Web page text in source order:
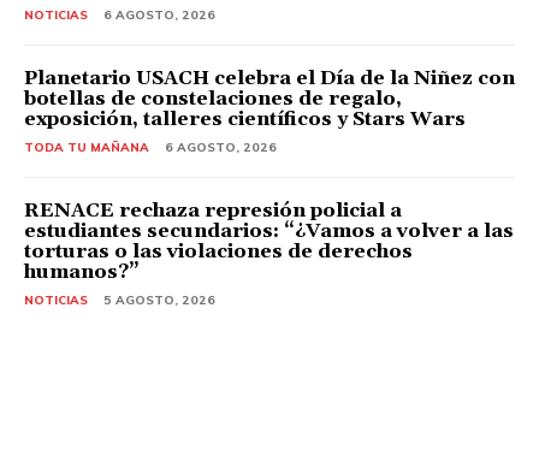
NOTICIAS 6 AGOSTO, 2026
Planetario USACH celebra el Día de la Niñez con
botellas de constelaciones de regalo,
exposición, talleres científicos y Stars Wars
TODA TU MAÑANA 6 AGOSTO, 2026
RENACE rechaza represión policial a
estudiantes secundarios: “¿Vamos a volver a las
torturas o las violaciones de derechos
humanos?”
NOTICIAS 5 AGOSTO, 2026